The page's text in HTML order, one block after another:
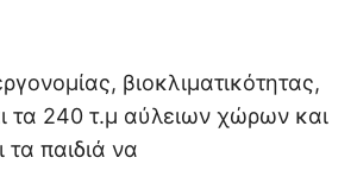
βιοκλιματικότητας,
τα 240 τ.μ αύλειων χώρων και
παιδιά να